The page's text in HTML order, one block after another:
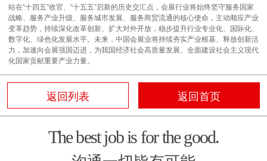
站在“十四五”收官、“十五五”启新的历史交汇点，会展行业将始终坚守服务国家
战略、服务产业升级、服务城市发展、服务商贸流通的核心使命，主动顺应产业
变革趋势，持续深化改革创新、扩大对外开放，稳步提升行业专业化、国际化、
数字化、绿色化发展水平。未来，中国会展业将持续夯实产业根基、释放创新活
力，加速向会展强国迈进，为我国经济社会高质量发展、全面建设社会主义现代
化国家贡献重要产业力量。
返回列表 返回首页
The best job is for the good.